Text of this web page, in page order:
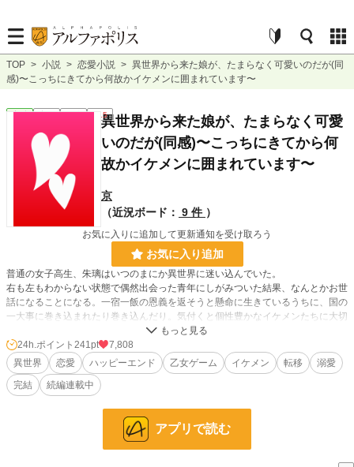
TOP > 小説 > 恋愛小説 > 異世界から来た娘が、たまらなく可愛いのだが(同
感)〜こっちにきてから何故かイケメンに囲まれています〜
恋愛 完結 長編 R15異世界から来た娘が、たまらなく可愛
いのだが(同感)〜こっちにきてから何
故かイケメンに囲まれています〜
京
（近況ボード： 9 件 ）
お気に入りに追加して更新通知を受け取ろう
お気に入り追加
普通の女子高生、朱璃はいつのまにか異世界に迷い込んでいた。
右も左もわからない状態で偶然出会った青年にしがみついた結果、なんとかお世
話になることになる。一宿一飯の恩義を返そうと懸命に生きているうちに、国の
一大事に巻き込まれたり巻き込んだり。気付くと個性豊かなイケメンたちに大切
そんな乙女ゲームのようなお話。
小説 5,927 位 / 228,795 件
2,838 位 / 66,375 件
24h.ポイント 241pt
7,808
異世界
恋愛 ハッピーエンド 乙女ゲーム イケメン 転移
溺愛
完結
続編連載中
アプリで読む